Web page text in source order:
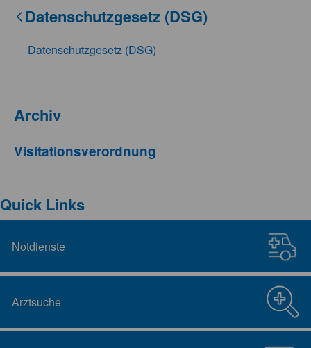
Datenschutzgesetz (DSG)
Datenschutzgesetz (DSG)
Archiv
Visitationsverordnung
Quick Links
Notdienste
Arztsuche